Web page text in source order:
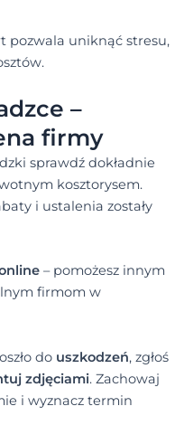
pozwala uniknąć stresu,
–
firmy
sprawdź dokładnie
kosztorysem.
i ustalenia zostały
– pomożesz innym
firmom w
do uszkodzeń, zgłoś
zdjęciami. Zachowaj
i wyznacz termin